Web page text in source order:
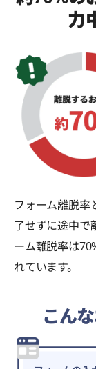
力
フォーム離脱率
了せずに途中で
ーム離脱率は
れています。
こん